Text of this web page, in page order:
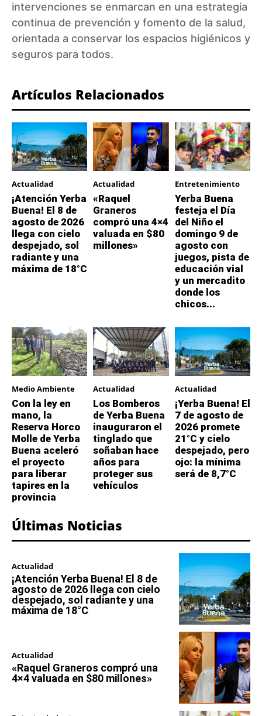
intervenciones se enmarcan en una estrategia
continua de prevención y fomento de la salud,
orientada a conservar los espacios higiénicos y
seguros para todos.
Artículos Relacionados
Actualidad
¡Atención Yerba
Buena! El 8 de
agosto de 2026
llega con cielo
despejado, sol
radiante y una
máxima de 18°C
Actualidad
«Raquel
Graneros
compró una 4×4
valuada en $80
millones»
Entretenimiento
Yerba Buena
festeja el Día
del Niño el
domingo 9 de
agosto con
juegos, pista de
educación vial
y un mercadito
donde los
chicos...
Medio Ambiente
Con la ley en
mano, la
Reserva Horco
Molle de Yerba
Buena aceleró
el proyecto
para liberar
tapires en la
provincia
Actualidad
Los Bomberos
de Yerba Buena
inauguraron el
tinglado que
soñaban hace
años para
proteger sus
vehículos
Actualidad
¡Yerba Buena! El
7 de agosto de
2026 promete
21°C y cielo
despejado, pero
ojo: la mínima
será de 8,7°C
Últimas Noticias
Actualidad
¡Atención Yerba Buena! El 8 de
agosto de 2026 llega con cielo
despejado, sol radiante y una
máxima de 18°C
Actualidad
«Raquel Graneros compró una
4×4 valuada en $80 millones»